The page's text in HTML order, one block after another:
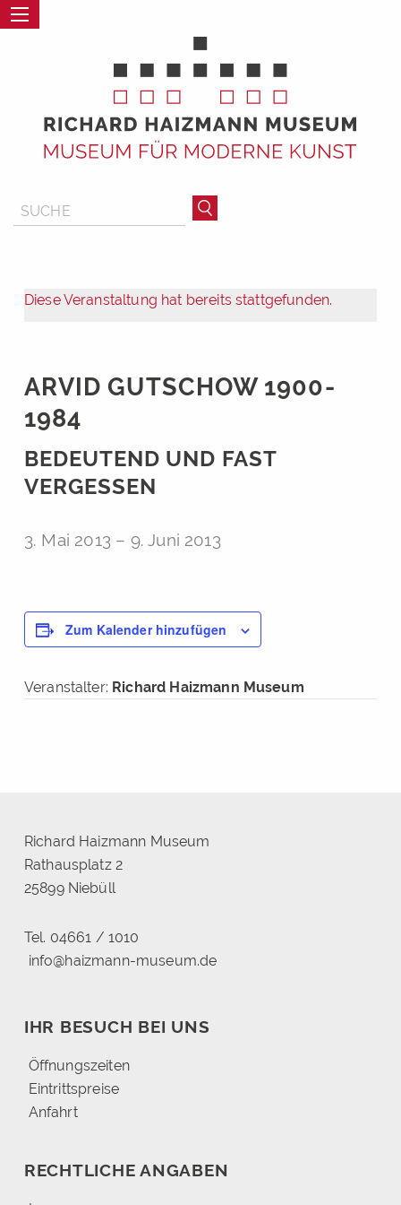
Diese Veranstaltung hat bereits stattgefunden.
ARVID GUTSCHOW 1900-
1984
BEDEUTEND UND FAST
VERGESSEN
3. Mai 2013 – 9. Juni 2013
Zum Kalender hinzufügen
Veranstalter: Richard Haizmann Museum
Richard Haizmann Museum
Rathausplatz 2
25899 Niebüll
Tel. 04661 / 1010
info@haizmann-museum.de
IHR BESUCH BEI UNS
Öffnungszeiten
Eintrittspreise
Anfahrt
RECHTLICHE ANGABEN